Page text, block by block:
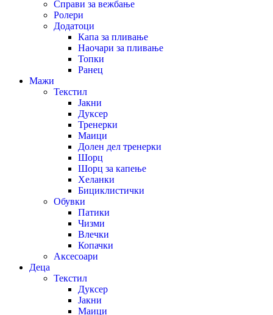
Справи за вежбање
Ролери
Додатоци
Капа за пливање
Наочари за пливање
Топки
Ранец
Мажи
Текстил
Јакни
Дуксер
Тренерки
Маици
Долен дел тренерки
Шорц
Шорц за капење
Хеланки
Бициклистички
Обувки
Патики
Чизми
Влечки
Копачки
Аксесоари
Деца
Текстил
Дуксер
Јакни
Маици